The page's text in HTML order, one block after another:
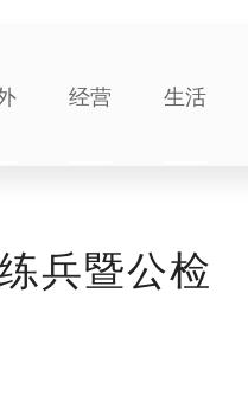
经营 生活
兵暨公检